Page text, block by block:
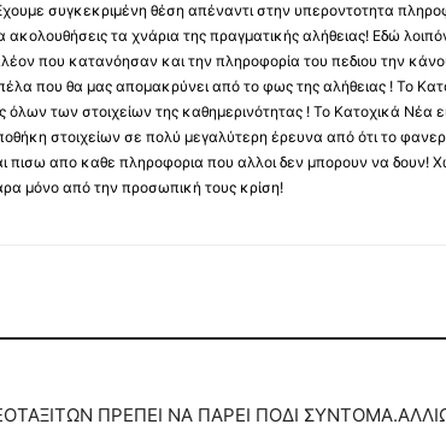
συγκεκριμένη θέση απέναντι στην υπεροντοτητα
ακολουθήσεις τα χνάρια της πραγματικής αλήθειας! Εδώ
που κατανόησαν και την πληροφορία του πεδιου την
που θα μας απομακρύνει από το φως της αλήθειας ! Το
όλων των στοιχείων της καθημερινότητας ! Το Κατοχικά Νέα
στοιχείων σε πολύ μεγαλύτερη έρευνα από ότι το
πισω απο καθε πληροφορια που αλλοι δεν μπορουν να
μόνο από την προσωπική τους κρίση!
ΠΡΕΠΕΙ ΝΑ ΠΑΡΕΙ ΠΟΔΙ